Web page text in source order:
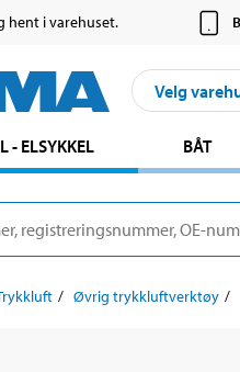
hent i varehuset.
Velg
- ELSYKKEL BÅT
Øvrig trykkluftverktøy